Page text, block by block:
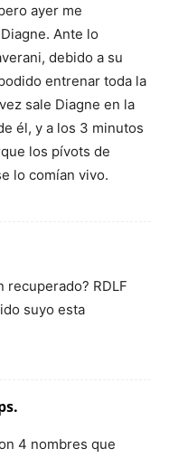
ayer me
Ante lo
debido a su
entrenar toda la
sale Diagne en la
él, y a los 3 minutos
los pívots de
lo comían vivo.
recuperado? RDLF
suyo esta
4 nombres que